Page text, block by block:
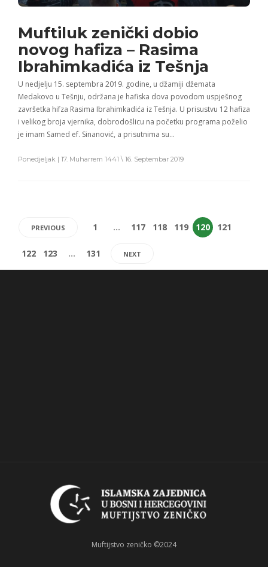
Muftiluk zenički dobio
novog hafiza – Rasima
Ibrahimkadića iz Tešnja
U nedjelju 15. septembra 2019. godine, u džamiji džemata
Medakovo u Tešnju, održana je hafiska dova povodom uspješnog
završetka hifza Rasima Ibrahimkadića iz Tešnja. U prisustvu 12 hafiza
i velikog broja vjernika, dobrodošlicu na početku programa poželio
je imam Samed ef. Sinanović, a prisutnima su…
Ponedjeljak | 17. Muharrem 1441 \ 16. Septembar 2019
PREVIOUS 1 … 117 118 119 120 121
122 123 … 131 NEXT
Muftijstvo zeničko ©2024